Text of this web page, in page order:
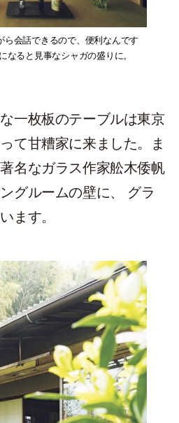
ら会話できるので、便利なんです
なると見事なシャガの盛りに。
一枚板のテーブルは東京
て甘糟家に来ました。ま
名なガラス作家舩木倭帆
グルームの壁に、 グラ
ます。